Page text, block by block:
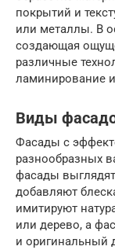
покрытий и
или металлы. В
создающая
различные
ламинирование
Виды
Фасады с
разнообразных
фасады
добавляют
имитируют
или дерево, а
и оригинальный